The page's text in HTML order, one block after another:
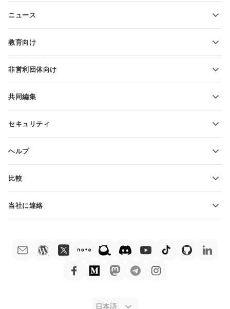
スプレッドシートの変換
PDFの変換
ニュース
教育向け
教育関係者向け
非営利団体向け
無料アカウントをリクエスト
共同編集
翻訳者向け
セキュリティ
ヘルプ
ヘルプ・センター
デモ注文
比較
ONLYOFFICE Docs vs Google Docs
ONLYOFFICE Docs vs WPS
ONLYOFFICE Docs vs Adobe Acrobat
当社に連絡
プレスリリースに関する質問press@onlyoffice.com
折返し電話をリクエスト
日本語